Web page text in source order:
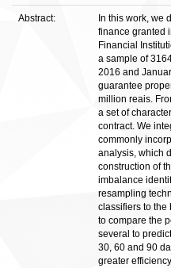
Abstract:
In this work, we
finance granted
Financial
a sample of
2016 and
guarantee
million reais.
a set of
contract. We
commonly
analysis, which
construction of
imbalance
resampling
classifiers to the
to compare the
several to
30, 60 and 90
greater